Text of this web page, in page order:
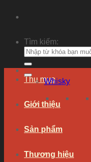
Tìm kiếm:
Thu mua
Giới thiệu
Sản phẩm
Thương hiệu
Whisky